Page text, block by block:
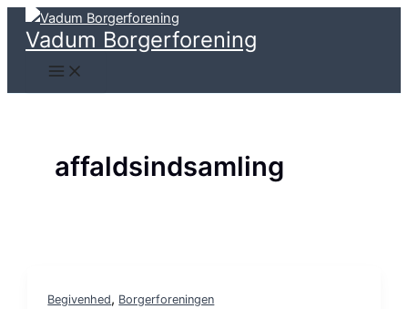
Gå
indholdet
Vadum Borgerforening
affaldsindsamling
Begivenhed, Borgerforeningen